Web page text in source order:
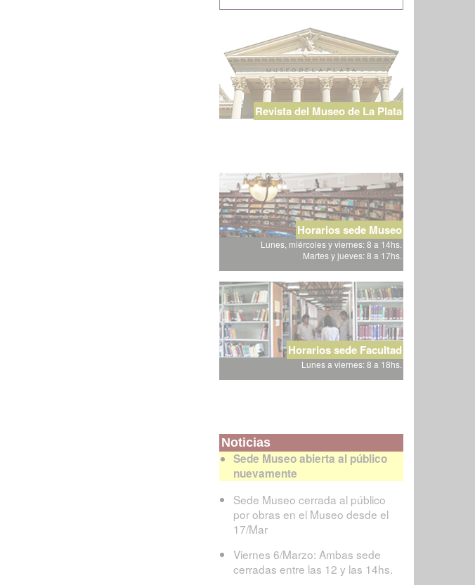
Revista del Museo de La Plata
Horarios sede Museo
Lunes, miércoles y viernes: 8 a 14hs.
Martes y jueves: 8 a 17hs.
Horarios sede Facultad
Lunes a viernes: 8 a 18hs.
Noticias
Sede Museo abierta al público
nuevamente
Sede Museo cerrada al público
por obras en el Museo desde el
17/Mar
Viernes 6/Marzo: Ambas sede
cerradas entre las 12 y las 14hs.